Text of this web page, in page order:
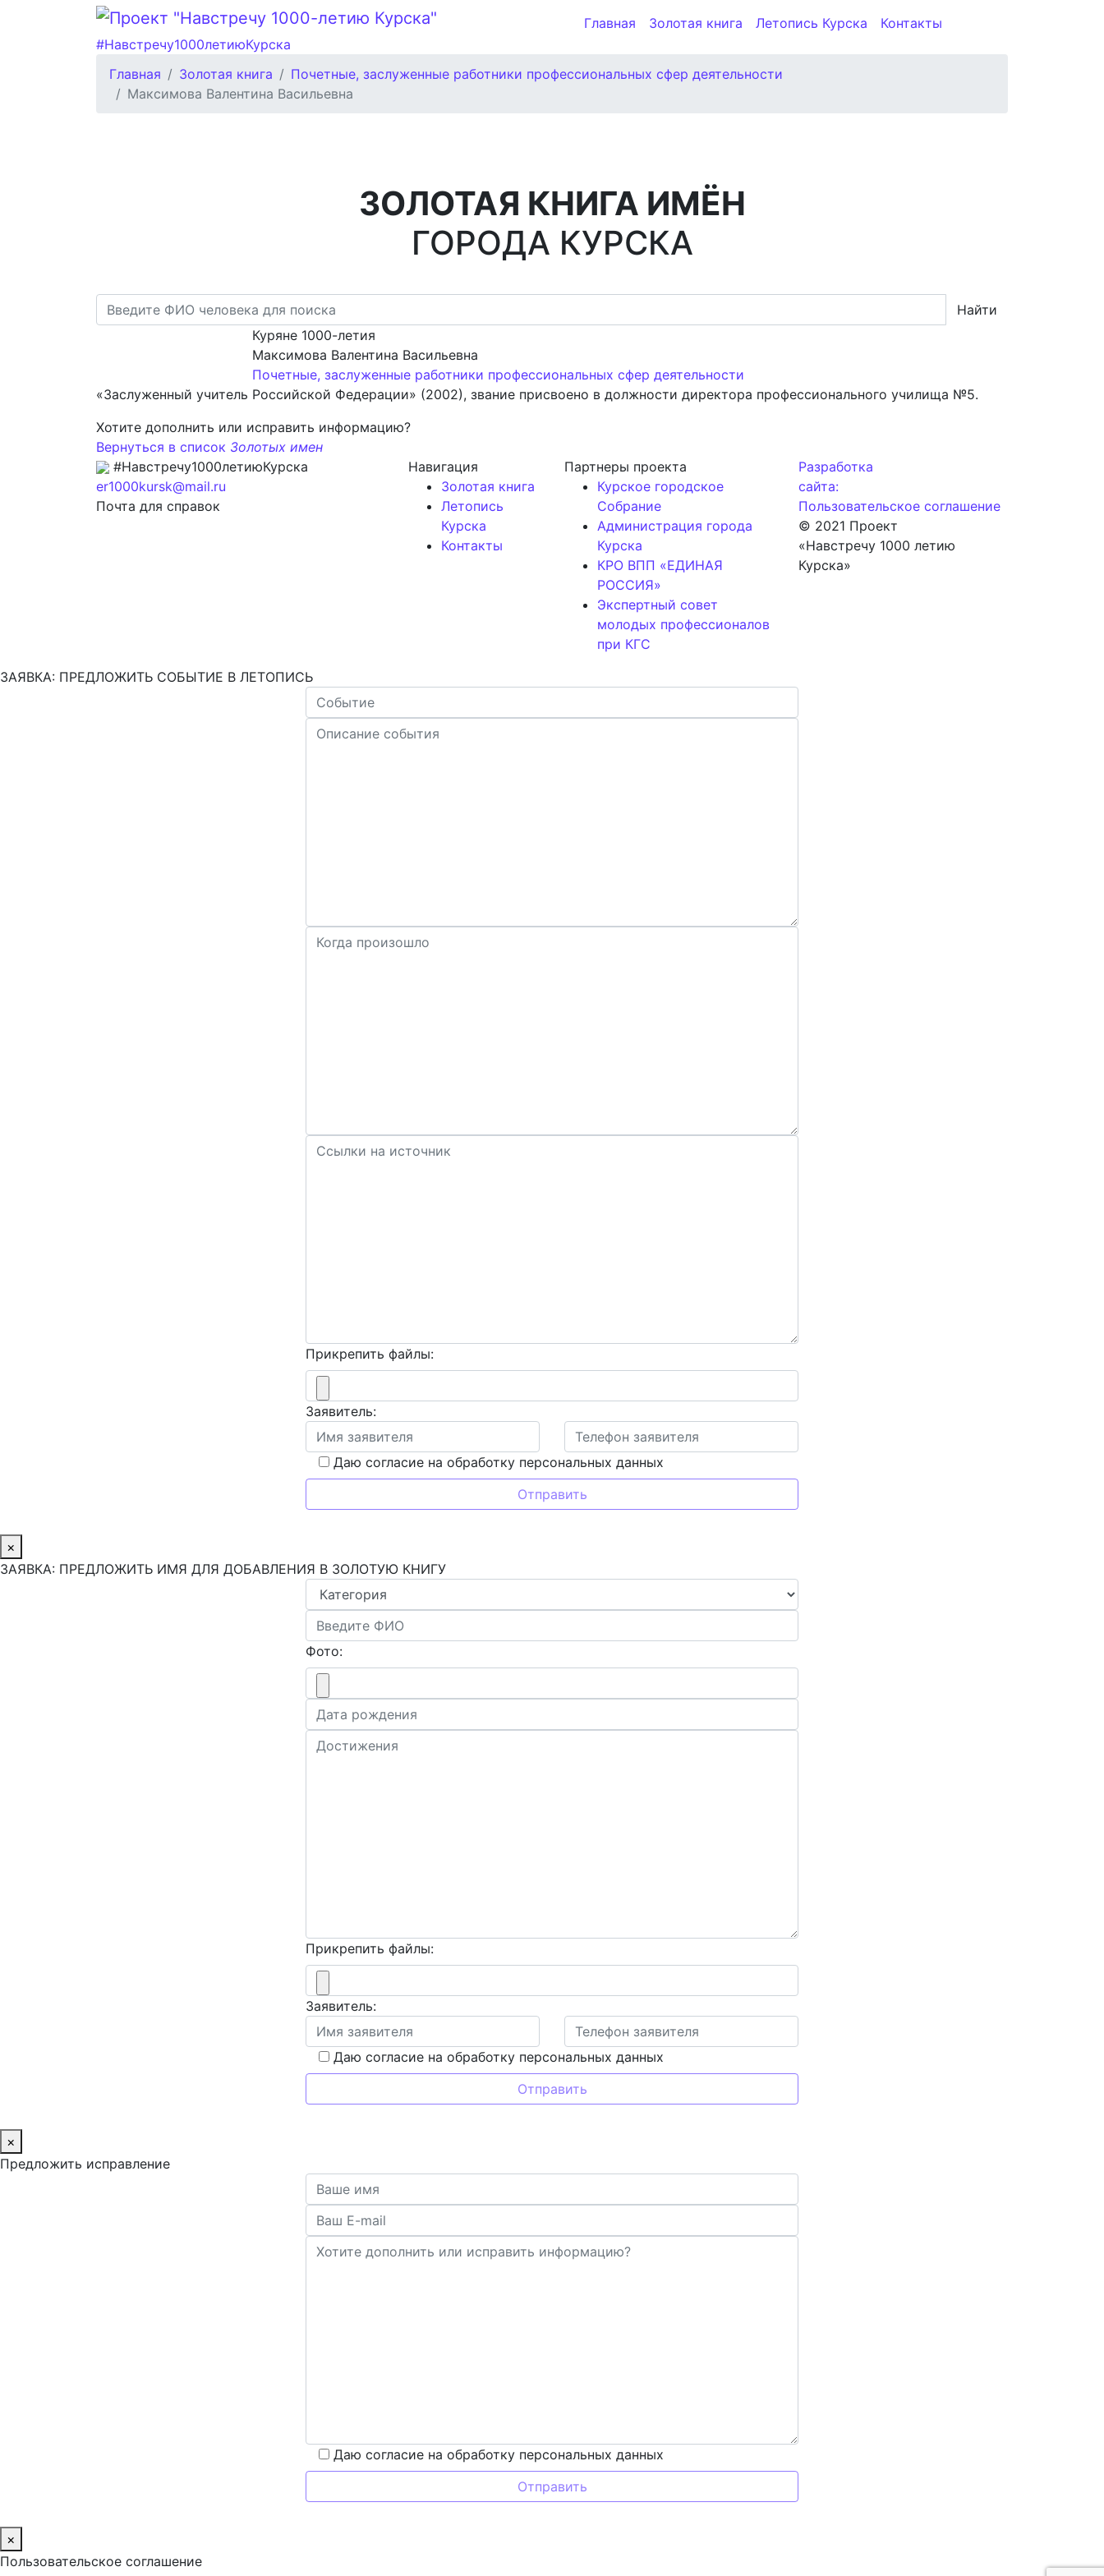
#Навстречу1000летиюКурска
Главная Золотая книга Летопись Курска Контакты
Главная Золотая книга
Почетные, заслуженные работники профессиональных сфер деятельности
Максимова Валентина Васильевна
ЗОЛОТАЯ КНИГА ИМЁН
ГОРОДА КУРСКА
Найти
Куряне 1000-летия
Максимова Валентина Васильевна
Почетные, заслуженные работники профессиональных сфер деятельности
«Заслуженный учитель Российской Федерации» (2002), звание присвоено в должности директора профессионального училища №5.
Хотите дополнить или исправить информацию?
Вернуться в список Золотых имен
#Навстречу1000летиюКурска
er1000kursk@mail.ru
Почта для справок
Навигация
Золотая книга
Летопись
Курска
Контакты
Партнеры проекта
Курское городское
Собрание
Администрация города
Курска
КРО ВПП «ЕДИНАЯ
РОССИЯ»
Экспертный совет
молодых профессионалов
при КГС
Разработка
сайта:
Пользовательское соглашение
© 2021 Проект
«Навстречу 1000 летию
Курска»
ЗАЯВКА: ПРЕДЛОЖИТЬ СОБЫТИЕ В ЛЕТОПИСЬ
Прикрепить файлы:
Заявитель:
Даю согласие на обработку персональных данных
×
ЗАЯВКА: ПРЕДЛОЖИТЬ ИМЯ ДЛЯ ДОБАВЛЕНИЯ В ЗОЛОТУЮ КНИГУ
Фото:
Прикрепить файлы:
Заявитель:
Даю согласие на обработку персональных данных
×
Предложить исправление
Даю согласие на обработку персональных данных
×
Пользовательское соглашение